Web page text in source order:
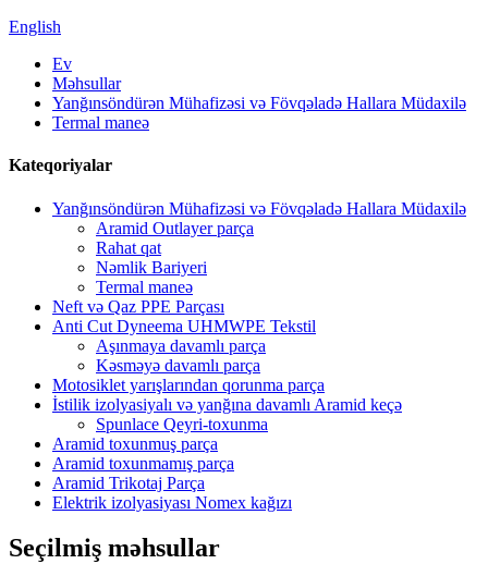
English
Ev
Məhsullar
Yanğınsöndürən Mühafizəsi və Fövqəladə Hallara Müdaxilə
Termal maneə
Kateqoriyalar
Yanğınsöndürən Mühafizəsi və Fövqəladə Hallara Müdaxilə
Aramid Outlayer parça
Rahat qat
Nəmlik Bariyeri
Termal maneə
Neft və Qaz PPE Parçası
Anti Cut Dyneema UHMWPE Tekstil
Aşınmaya davamlı parça
Kəsməyə davamlı parça
Motosiklet yarışlarından qorunma parça
İstilik izolyasiyalı və yanğına davamlı Aramid keçə
Spunlace Qeyri-toxunma
Aramid toxunmuş parça
Aramid toxunmamış parça
Aramid Trikotaj Parça
Elektrik izolyasiyası Nomex kağızı
Seçilmiş məhsullar